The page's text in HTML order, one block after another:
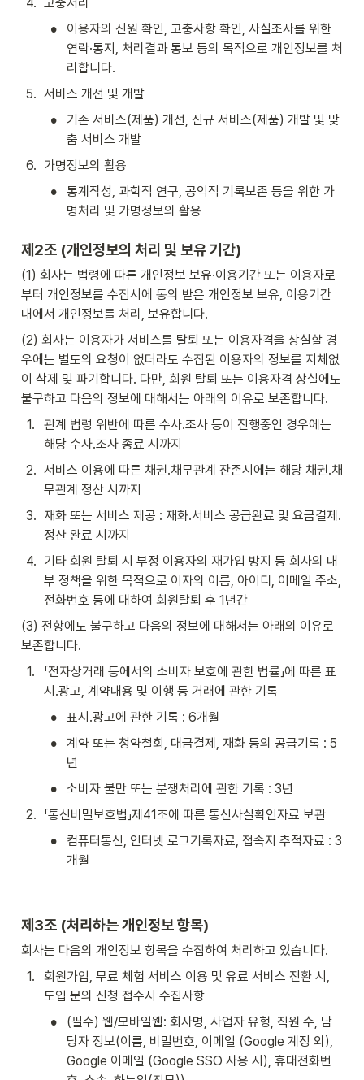
•
이용자의 신원 확인, 고충사항 확인, 사실조사를 위한
연락·통지, 처리결과 통보 등의 목적으로 개인정보를 처
리합니다.
5. 서비스 개선 및 개발
•
기존 서비스(제품) 개선, 신규 서비스(제품) 개발 및 맞
춤 서비스 개발
6. 가명정보의 활용
•
통계작성, 과학적 연구, 공익적 기록보존 등을 위한 가
명처리 및 가명정보의 활용
제2조 (개인정보의 처리 및 보유 기간)
(1) 회사는 법령에 따른 개인정보 보유·이용기간 또는 이용자로
부터 개인정보를 수집시에 동의 받은 개인정보 보유, 이용기간
내에서 개인정보를 처리, 보유합니다.
(2) 회사는 이용자가 서비스를 탈퇴 또는 이용자격을 상실할 경
우에는 별도의 요청이 없더라도 수집된 이용자의 정보를 지체없
이 삭제 및 파기합니다. 다만, 회원 탈퇴 또는 이용자격 상실에도
불구하고 다음의 정보에 대해서는 아래의 이유로 보존합니다.
1.
관계 법령 위반에 따른 수사․조사 등이 진행중인 경우에는
해당 수사․조사 종료 시까지
2. 서비스 이용에 따른 채권․채무관계 잔존시에는 해당 채권․채
무관계 정산 시까지
3. 재화 또는 서비스 제공 : 재화․서비스 공급완료 및 요금결제․
정산 완료 시까지
4. 기타 회원 탈퇴 시 부정 이용자의 재가입 방지 등 회사의 내
부 정책을 위한 목적으로 이자의 이름, 아이디, 이메일 주소,
전화번호 등에 대하여 회원탈퇴 후 1년간
(3) 전항에도 불구하고 다음의 정보에 대해서는 아래의 이유로
보존합니다.
1.
「전자상거래 등에서의 소비자 보호에 관한 법률」에 따른 표
시․광고, 계약내용 및 이행 등 거래에 관한 기록
• 표시․광고에 관한 기록 : 6개월
•
계약 또는 청약철회, 대금결제, 재화 등의 공급기록 : 5
년
•
소비자 불만 또는 분쟁처리에 관한 기록 : 3년
2. 「통신비밀보호법」제41조에 따른 통신사실확인자료 보관
•
컴퓨터통신, 인터넷 로그기록자료, 접속지 추적자료 : 3
개월
제3조 (처리하는 개인정보 항목)
회사는 다음의 개인정보 항목을 수집하여 처리하고 있습니다.
1.
회원가입, 무료 체험 서비스 이용 및 유료 서비스 전환 시,
도입 문의 신청 접수시 수집사항
•
(필수) 웹/모바일웹: 회사명, 사업자 유형, 직원 수, 담
당자 정보(이름, 비밀번호, 이메일 (Google 계정 외),
Google 이메일 (Google SSO 사용 시), 휴대전화번